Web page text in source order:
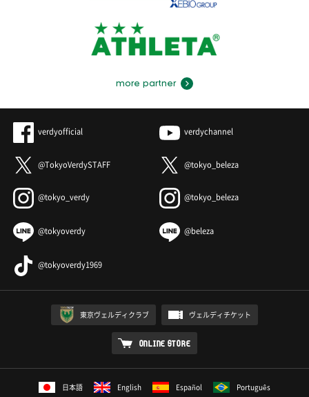
more partner
verdyofficial verdychannel
@TokyoVerdySTAFF @tokyo_beleza
@tokyo_verdy @tokyo_beleza
@tokyoverdy @beleza
@tokyoverdy1969
東京ヴェルディクラブ ヴェルディチケット
ONLINE STORE
日本語 English Español Português